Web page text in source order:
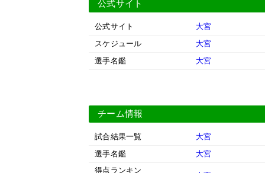
公式サイト
公式サイト
大宮
スケジュール
大宮
選手名鑑
大宮
チーム情報
試合結果一覧
大宮
選手名鑑
大宮
得点ランキン